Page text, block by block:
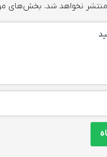
نخواهد شد. بخش‌های